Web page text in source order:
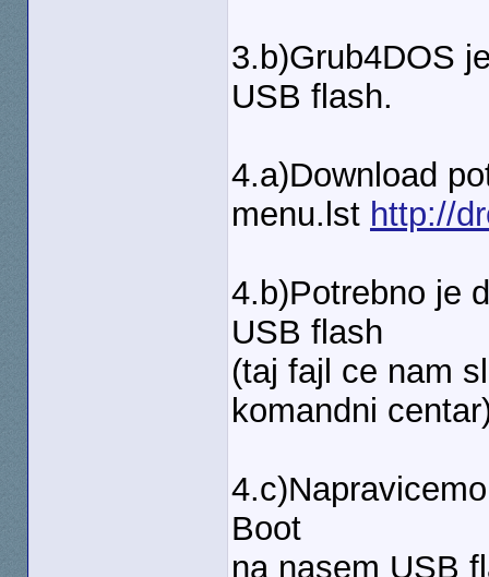
3.b)Grub4DOS
USB flash.
4.a)Download
menu.lst http://
4.b)Potrebno je
USB flash
(taj fajl ce nam
komandni
Boot
na nasem USB